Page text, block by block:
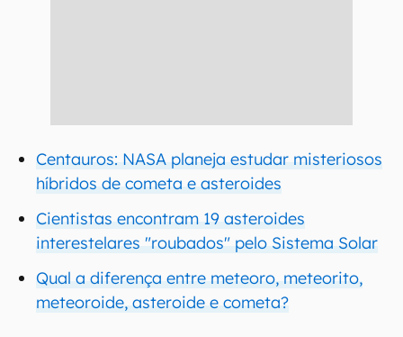
Centauros: NASA planeja estudar misteriosos
híbridos de cometa e asteroides
Cientistas encontram 19 asteroides
interestelares "roubados" pelo Sistema Solar
Qual a diferença entre meteoro, meteorito,
meteoroide, asteroide e cometa?